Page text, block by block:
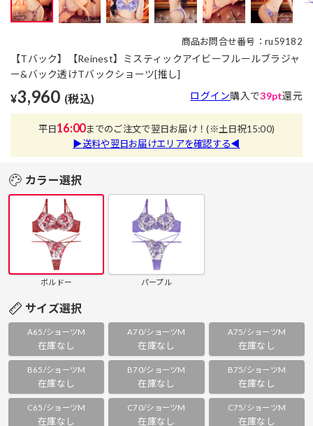
商品お問合せ番号：ru59182
【Tバック】【Reinest】ミスティックアイビーフルールブラジャ
ー&バック透けTバックショーツ[推し]
¥3,960 (税込) ログイン購入で39pt還元
平日16:00までのご注文で翌日お届け！(※土日祝15:00)
▶送料や翌日お届けエリアを確認する◀
カラー選択
ボルドー パープル
サイズ選択
A65/ショーツM
在庫なし
A70/ショーツM
在庫なし
A75/ショーツM
在庫なし
B65/ショーツM
在庫なし
B70/ショーツM
在庫なし
B75/ショーツM
在庫なし
C65/ショーツM
在庫なし
C70/ショーツM
在庫なし
C75/ショーツM
在庫なし